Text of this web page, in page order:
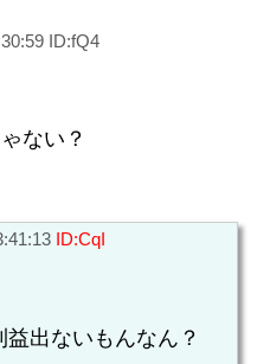
ID:fQ4
ない？
ID:CqI
出ないもんなん？